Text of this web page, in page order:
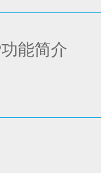
能简介